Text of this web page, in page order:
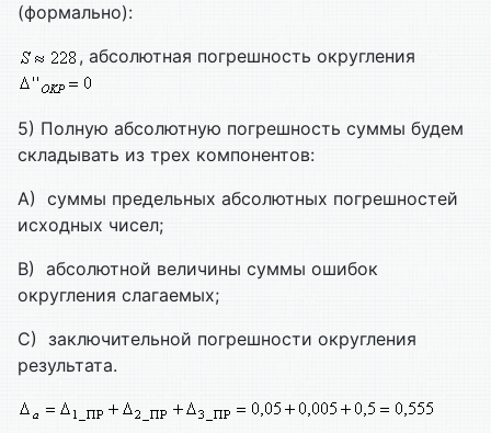
(формально):
, абсолютная погрешность округления
5) Полную абсолютную погрешность суммы будем
складывать из трех компонентов:
A) суммы предельных абсолютных погрешностей
исходных чисел;
B) абсолютной величины суммы ошибок
округления слагаемых;
C) заключительной погрешности округления
результата.